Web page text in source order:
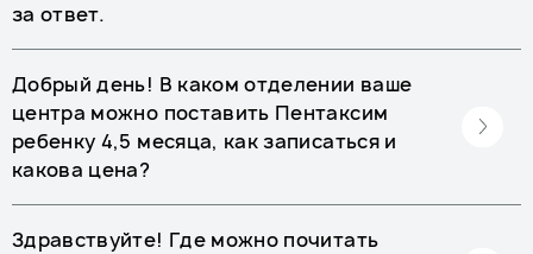
за ответ.
Добрый день! В каком отделении ваше
центра можно поставить Пентаксим
ребенку 4,5 месяца, как записаться и
какова цена?
Здравствуйте! Где можно почитать